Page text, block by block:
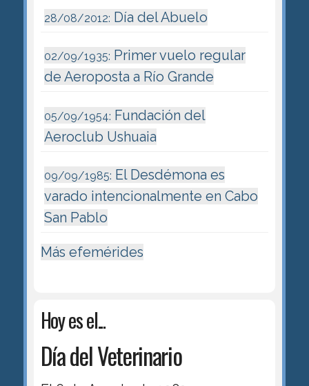
28/08/2012: Día del Abuelo
02/09/1935: Primer vuelo regular
de Aeroposta a Río Grande
05/09/1954: Fundación del
Aeroclub Ushuaia
09/09/1985: El Desdémona es
varado intencionalmente en Cabo
San Pablo
Más efemérides
Hoy es el...
Día del Veterinario